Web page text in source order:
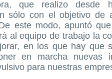
que realizo desde
sólo con el objetivo de
este modo, apuntó
al equipo de trabajo la
en los que hay que
en marcha nuevas
para nuestras